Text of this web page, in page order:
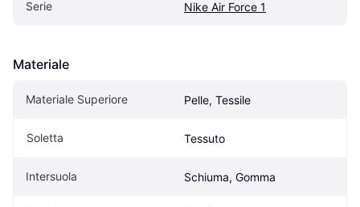
Serie Nike Air Force 1
Materiale
Materiale Superiore Pelle, Tessile
Soletta Tessuto
Intersuola Schiuma, Gomma